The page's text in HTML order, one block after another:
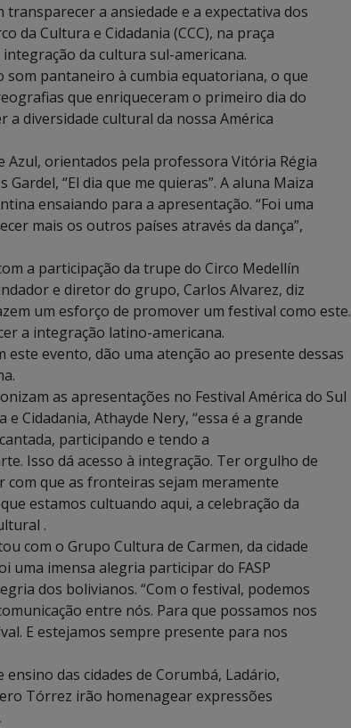
a ansiedade e a expectativa dos
da Cultura e Cidadania (CCC), na praça
da cultura sul-americana.
pantaneiro à cumbia equatoriana, o que
que enriqueceram o primeiro dia do
a diversidade cultural da nossa América
Azul, orientados pela professora Vitória Régia
“El dia que me quieras”. A aluna Maiza
ensaiando para a apresentação. “Foi uma
mais os outros países através da dança”,
a participação da trupe do Circo Medellín
e diretor do grupo, Carlos Alvarez, diz
um esforço de promover um festival como este.
a integração latino-americana.
evento, dão uma atenção ao presente dessas
as apresentações no Festival América do Sul
Cidadania, Athayde Nery, “essa é a grande
participando e tendo a
Isso dá acesso à integração. Ter orgulho de
que as fronteiras sejam meramente
estamos cultuando aqui, a celebração da
.
com o Grupo Cultura de Carmen, da cidade
uma imensa alegria participar do FASP
dos bolivianos. “Com o festival, podemos
entre nós. Para que possamos nos
E estejamos sempre presente para nos
das cidades de Corumbá, Ladário,
Tórrez irão homenagear expressões